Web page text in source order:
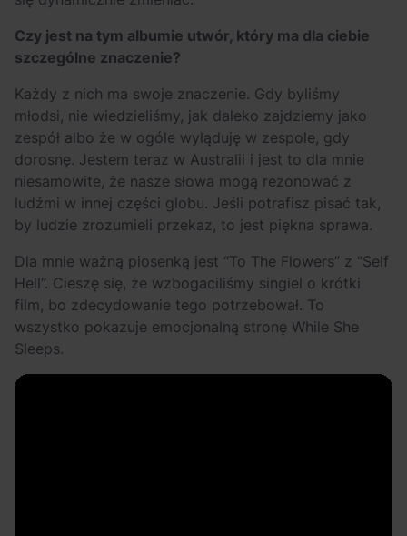
Czy jest na tym albumie utwór, który ma dla ciebie
szczególne znaczenie?
Każdy z nich ma swoje znaczenie. Gdy byliśmy
młodsi, nie wiedzieliśmy, jak daleko zajdziemy jako
zespół albo że w ogóle wyląduję w zespole, gdy
dorosnę. Jestem teraz w Australii i jest to dla mnie
niesamowite, że nasze słowa mogą rezonować z
ludźmi w innej części globu. Jeśli potrafisz pisać tak,
by ludzie zrozumieli przekaz, to jest piękna sprawa.
Dla mnie ważną piosenką jest “To The Flowers” z “Self
Hell”. Cieszę się, że wzbogaciliśmy singiel o krótki
film, bo zdecydowanie tego potrzebował. To
wszystko pokazuje emocjonalną stronę While She
Sleeps.